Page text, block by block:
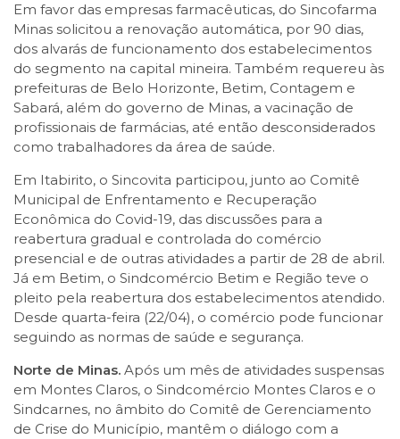
Em favor das empresas farmacêuticas, do Sincofarma
Minas solicitou a renovação automática, por 90 dias,
dos alvarás de funcionamento dos estabelecimentos
do segmento na capital mineira. Também requereu às
prefeituras de Belo Horizonte, Betim, Contagem e
Sabará, além do governo de Minas, a vacinação de
profissionais de farmácias, até então desconsiderados
como trabalhadores da área de saúde.
Em Itabirito, o Sincovita participou, junto ao Comitê
Municipal de Enfrentamento e Recuperação
Econômica do Covid-19, das discussões para a
reabertura gradual e controlada do comércio
presencial e de outras atividades a partir de 28 de abril.
Já em Betim, o Sindcomércio Betim e Região teve o
pleito pela reabertura dos estabelecimentos atendido.
Desde quarta-feira (22/04), o comércio pode funcionar
seguindo as normas de saúde e segurança.
Norte de Minas. Após um mês de atividades suspensas
em Montes Claros, o Sindcomércio Montes Claros e o
Sindcarnes, no âmbito do Comitê de Gerenciamento
de Crise do Município, mantêm o diálogo com a